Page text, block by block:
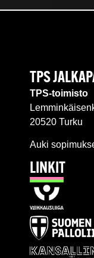
TPS
TPS-toimisto
20520 Turku
Auki
LINKIT